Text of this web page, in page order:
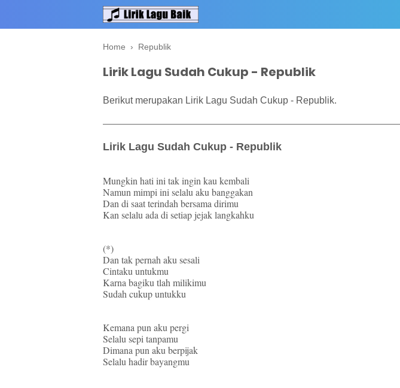
Home › Republik
Lirik Lagu Sudah Cukup - Republik
Berikut merupakan Lirik Lagu Sudah Cukup - Republik.
Lirik Lagu Sudah Cukup - Republik
Mungkin hati ini tak ingin kau kembali
Namun mimpi ini selalu aku banggakan
Dan di saat terindah bersama dirimu
Kan selalu ada di setiap jejak langkahku
(*)
Dan tak pernah aku sesali
Cintaku untukmu
Karna bagiku tlah milikimu
Sudah cukup untukku
Kemana pun aku pergi
Selalu sepi tanpamu
Dimana pun aku berpijak
Selalu hadir bayangmu